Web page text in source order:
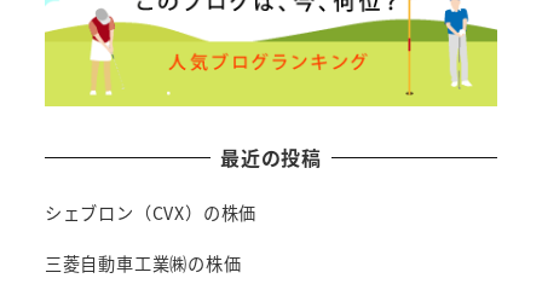
最近の投稿
シェブロン（CVX）の株価
三菱自動車工業㈱の株価